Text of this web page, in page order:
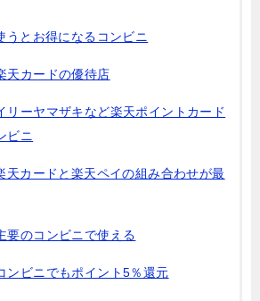
うとお得になるコンビニ
天カードの優待店
リーヤマザキなど楽天ポイントカード
ビニ
天カードと楽天ペイの組み合わせが最
要のコンビニで使える
ンビニでもポイント5％還元